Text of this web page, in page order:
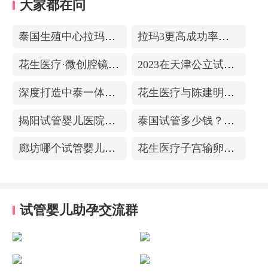
大家都在问
泰国生殖中心拉玛3-更高成功率的保障-治愈系的医院环境 拉玛3更高成功率的保障——泰国超强实验室
花生医疗·微创腔镜中心 2023在天津公立试管医院排名，附带费用明细
深度打造中泰一体化医疗体系！花生医疗中国专家团赴泰考察交流 花生医疗与陈建明教授达成战略合作，共促精准保胎事业发展
揭阳试管婴儿医院排名，附带试管成功率 泰国试管多少钱？收费包含什么项目？不成功能退款？
廊坊哪个试管婴儿医院可以包成功？内附试管费用! 花生医疗子宫输卵管造影中心
试管婴儿助孕交流群